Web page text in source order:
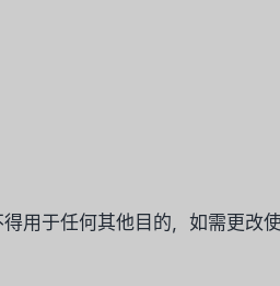
用于任何其他目的，如需更改